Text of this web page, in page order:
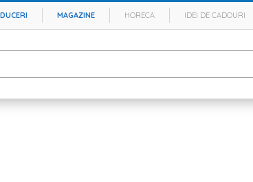
MAGAZINE HORECA IDEI DE CADOURI